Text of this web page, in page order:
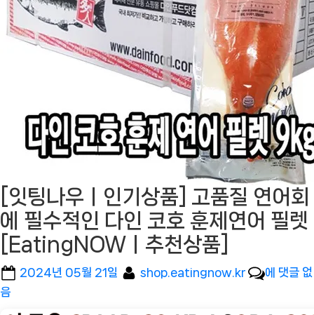
[잇팅나우ㅣ인기상품] 고품질 연어회
에 필수적인 다인 코호 훈제연어 필렛
[EatingNOWㅣ추천상품]
Posted
2024년 05월 21일 By
shop.eatingnow.kr
[잇
에 댓글 없
음